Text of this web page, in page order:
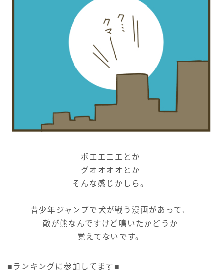
ボエエエエとか
グオオオオとか
そんな感じかしら。
昔少年ジャンプで犬が戦う漫画があって、
敵が熊なんですけど鳴いたかどうか
覚えてないです。
■ランキングに参加してます■